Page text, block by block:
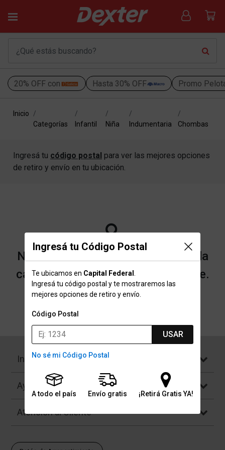
20% OFF con Hasta 30% OFF Promo
Ingresá tu Código Postal
Te ubicamos en Capital Federal
Ingresá tu código postal y te mostraremos las
mejores opciones de retiro y envío.
Código Postal
USAR
No sé mi Código Postal
A todo el país Envío gratis ¡Retirá Gratis YA!
Inicio
Categorías
Infantil Niña Indumentaria Chombas
Ingresá tu código postal para ver las mejores opciones
de retiro y envío en tu ubicación.
No encontramos resultados para la
categoría "Chombas" que buscaste.
Volver a la página de inicio
Institucional
Ayuda
Atención al Cliente